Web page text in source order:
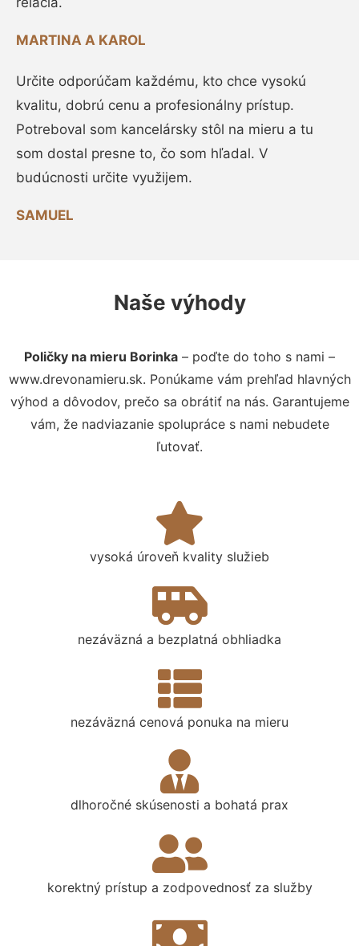
MARTINA A KAROL
Určite odporúčam každému, kto chce vysokú
kvalitu, dobrú cenu a profesionálny prístup.
Potreboval som kancelársky stôl na mieru a tu
som dostal presne to, čo som hľadal. V
budúcnosti určite využijem.
SAMUEL
Naše výhody
Poličky na mieru Borinka – poďte do toho s nami –
www.drevonamieru.sk. Ponúkame vám prehľad hlavných
výhod a dôvodov, prečo sa obrátiť na nás. Garantujeme
vám, že nadviazanie spolupráce s nami nebudete
ľutovať.
vysoká úroveň kvality služieb
nezáväzná a bezplatná obhliadka
nezáväzná cenová ponuka na mieru
dlhoročné skúsenosti a bohatá prax
korektný prístup a zodpovednosť za služby